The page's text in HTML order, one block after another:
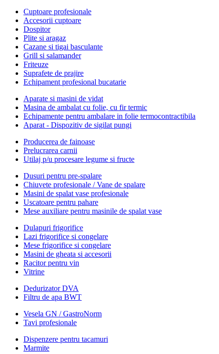
Cuptoare profesionale
Accesorii cuptoare
Dospitor
Plite si aragaz
Cazane si tigai basculante
Grill si salamander
Friteuze
Suprafete de prajire
Echipament profesional bucatarie
Aparate si masini de vidat
Masina de ambalat cu folie, cu fir termic
Echipamente pentru ambalare in folie termocontractibila
Aparat - Dispozitiv de sigilat pungi
Producerea de fainoase
Prelucrarea carnii
Utilaj p/u procesare legume si fructe
Dusuri pentru pre-spalare
Chiuvete profesionale / Vane de spalare
Masini de spalat vase profesionale
Uscatoare pentru pahare
Mese auxiliare pentru masinile de spalat vase
Dulapuri frigorifice
Lazi frigorifice si congelare
Mese frigorifice si congelare
Masini de gheata si accesorii
Racitor pentru vin
Vitrine
Dedurizator DVA
Filtru de apa BWT
Vesela GN / GastroNorm
Tavi profesionale
Dispenzere pentru tacamuri
Marmite